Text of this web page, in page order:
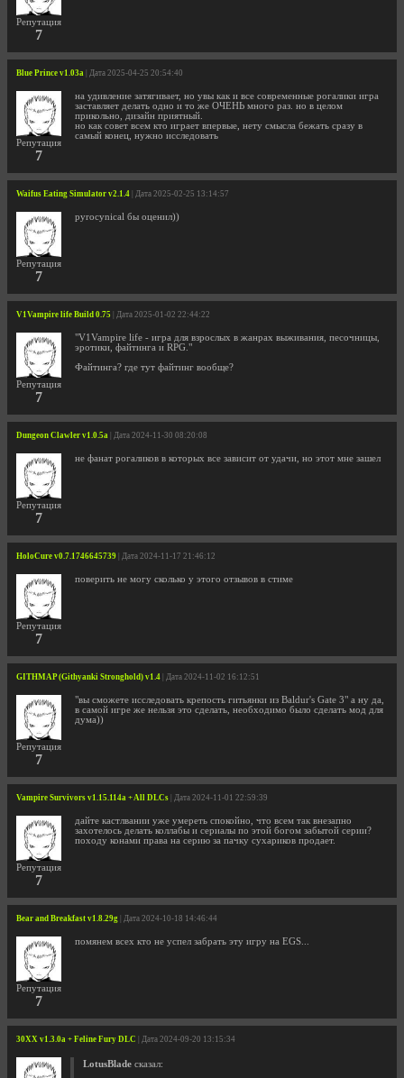
Репутация
7
Blue Prince v1.03a | Дата 2025-04-25 20:54:40
Репутация
7
на удивление затягивает, но увы как и все современные рогалики игра
заставляет делать одно и то же ОЧЕНЬ много раз. но в целом
прикольно, дизайн приятный.
но как совет всем кто играет впервые, нету смысла бежать сразу в
самый конец, нужно исследовать
Waifus Eating Simulator v2.1.4 | Дата 2025-02-25 13:14:57
Репутация
7
pyrocynical бы оценил))
V1Vampire life Build 0.75 | Дата 2025-01-02 22:44:22
Репутация
7
"V1Vampire life - игра для взрослых в жанрах выживания, песочницы,
эротики, файтинга и RPG."
Файтинга? где тут файтинг вообще?
Dungeon Clawler v1.0.5a | Дата 2024-11-30 08:20:08
Репутация
7
не фанат рогаликов в которых все зависит от удачи, но этот мне зашел
HoloCure v0.7.1746645739 | Дата 2024-11-17 21:46:12
Репутация
7
поверить не могу сколько у этого отзывов в стиме
GITHMAP (Githyanki Stronghold) v1.4 | Дата 2024-11-02 16:12:51
Репутация
7
"вы сможете исследовать крепость гитьянки из Baldur's Gate 3" а ну да,
в самой игре же нельзя это сделать, необходимо было сделать мод для
дума))
Vampire Survivors v1.15.114a + All DLCs | Дата 2024-11-01 22:59:39
Репутация
7
дайте кастлвании уже умереть спокойно, что всем так внезапно
захотелось делать коллабы и сериалы по этой богом забытой серии?
походу конами права на серию за пачку сухариков продает.
Bear and Breakfast v1.8.29g | Дата 2024-10-18 14:46:44
Репутация
7
помянем всех кто не успел забрать эту игру на EGS...
30XX v1.3.0a + Feline Fury DLC | Дата 2024-09-20 13:15:34
LotusBlade сказал: